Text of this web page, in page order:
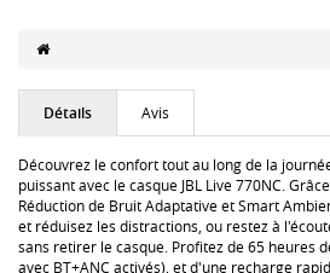
Détails Avis
Découvrez le confort tout au long de la
puissant avec le casque JBL Live 770NC.
Réduction de Bruit Adaptative et Smart
et réduisez les distractions, ou restez à
sans retirer le casque. Profitez de 65 heures
avec BT+ANC activés), et d'une recharge